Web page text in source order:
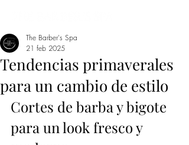
Tendencias primaverales
para un cambio de estilo
The Barber's Spa
21 feb 2025
Cortes de barba y bigote
para un look fresco y